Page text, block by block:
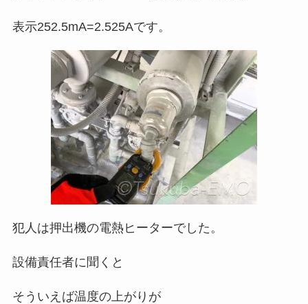
表示252.5mA=2.525Aです。
犯人は押出機の電熱ヒーターでした。
設備責任者に聞くと
そういえば温度の上がりが